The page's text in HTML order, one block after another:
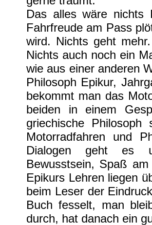
Das alles wäre nichts
Fahrfreude am Pass
wird. Nichts geht
Nichts auch noch ein
wie aus einer anderen
Philosoph Epikur,
bekommt man das
beiden in einem
griechische
Motorradfahren und
Dialogen geht es
Bewusstsein, Spaß
Epikurs Lehren liegen
beim Leser der
Buch fesselt, man
durch, hat danach ein